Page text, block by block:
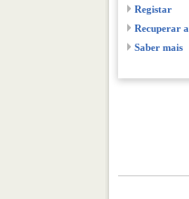
Registar
Recuperar
Saber mais